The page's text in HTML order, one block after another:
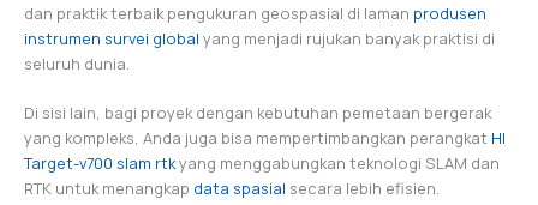
dan praktik terbaik pengukuran geospasial di laman produsen
instrumen survei global yang menjadi rujukan banyak praktisi di
seluruh dunia.
Di sisi lain, bagi proyek dengan kebutuhan pemetaan bergerak
yang kompleks, Anda juga bisa mempertimbangkan perangkat HI
Target-v700 slam rtkyang menggabungkan teknologi SLAM dan
RTK untuk menangkap data spasial secara lebih efisien.